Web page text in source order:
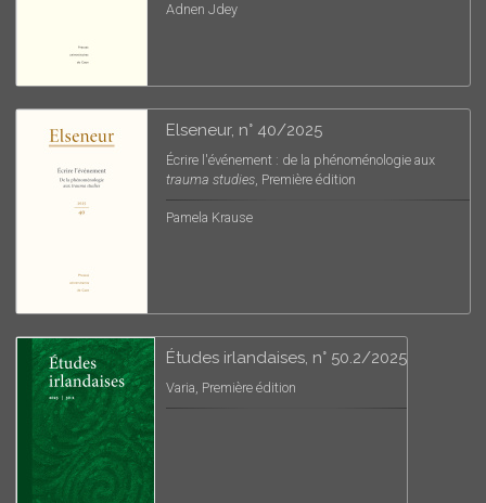
Adnen Jdey
Elseneur, n° 40/2025
Écrire l'événement : de la phénoménologie aux
trauma studies, Première édition
Pamela Krause
Études irlandaises, n° 50.2/2025
Varia, Première édition